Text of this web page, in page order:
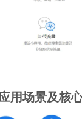
用场景及核